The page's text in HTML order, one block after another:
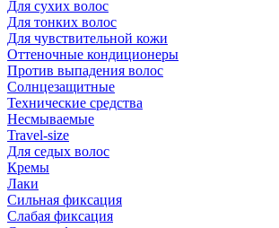
Для сухих волос
Для тонких волос
Для чувствительной кожи
Оттеночные кондиционеры
Против выпадения волос
Солнцезащитные
Технические средства
Несмываемые
Travel-size
Для седых волос
Кремы
Лаки
Сильная фиксация
Слабая фиксация